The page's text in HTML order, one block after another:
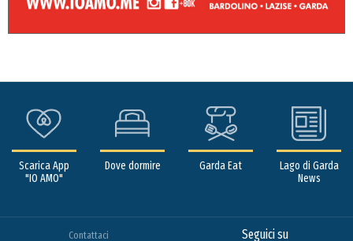
Scarica App
"IO AMO"
Dove dormire Garda Eat
Lago di Garda
News
Contattaci Seguici su